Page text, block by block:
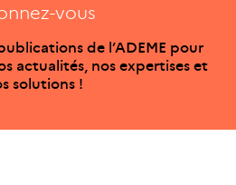
vous
de l’ADEME pour
actualités, nos expertises et
solutions !